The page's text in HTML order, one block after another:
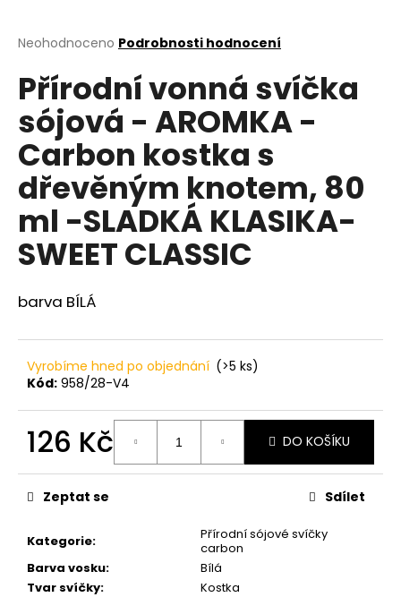
Průměrné
produktu
je
z
5
hvězdiček.
Neohodnoceno Podrobnosti hodnocení
Přírodní vonná svíčka
sójová - AROMKA -
Carbon kostka s
dřevěným knotem, 80
ml -SLADKÁ KLASIKA-
SWEET CLASSIC
barva BÍLÁ
Vyrobíme hned po objednání (>5 ks)
Kód: 958/28-V4
126 Kč
cena:
DO KOŠÍKU
Kategorie:
Přírodní sójové svíčky
carbon
Barva vosku:
Bílá
Tvar svíčky:
Kostka
Zeptat se Sdílet
j
t
?
HLEDAT
o
o
u
č
m
e
PŘÍRODNÍ
VONNÁ
SVÍČKA